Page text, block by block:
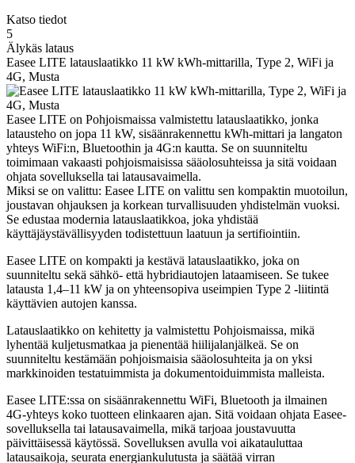
Katso tiedot
5
Älykäs lataus
Easee LITE latauslaatikko 11 kW kWh-mittarilla, Type 2, WiFi ja
4G, Musta
Easee LITE on Pohjoismaissa valmistettu latauslaatikko, jonka
latausteho on jopa 11 kW, sisäänrakennettu kWh-mittari ja langaton
yhteys WiFi:n, Bluetoothin ja 4G:n kautta. Se on suunniteltu
toimimaan vakaasti pohjoismaisissa sääolosuhteissa ja sitä voidaan
ohjata sovelluksella tai latausavaimella.
Miksi se on valittu: Easee LITE on valittu sen kompaktin muotoilun,
joustavan ohjauksen ja korkean turvallisuuden yhdistelmän vuoksi.
Se edustaa modernia latauslaatikkoa, joka yhdistää
käyttäjäystävällisyyden todistettuun laatuun ja sertifiointiin.
Easee LITE on kompakti ja kestävä latauslaatikko, joka on
suunniteltu sekä sähkö- että hybridiautojen lataamiseen. Se tukee
latausta 1,4–11 kW ja on yhteensopiva useimpien Type 2 -liitintä
käyttävien autojen kanssa.
Latauslaatikko on kehitetty ja valmistettu Pohjoismaissa, mikä
lyhentää kuljetusmatkaa ja pienentää hiilijalanjälkeä. Se on
suunniteltu kestämään pohjoismaisia sääolosuhteita ja on yksi
markkinoiden testatuimmista ja dokumentoiduimmista malleista.
Easee LITE:ssa on sisäänrakennettu WiFi, Bluetooth ja ilmainen
4G-yhteys koko tuotteen elinkaaren ajan. Sitä voidaan ohjata Easee-
sovelluksella tai latausavaimella, mikä tarjoaa joustavuutta
päivittäisessä käytössä. Sovelluksen avulla voi aikatauluttaa
latausaikoja, seurata energiankulutusta ja säätää virran